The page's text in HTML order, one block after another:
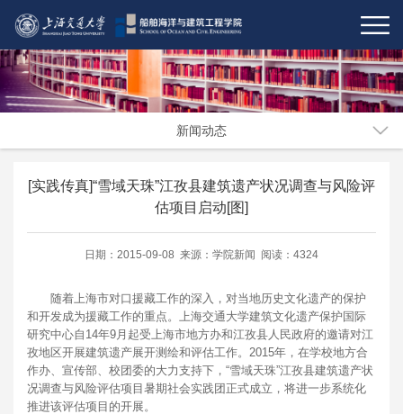
新闻动态
[实践传真]“雪域天珠”江孜县建筑遗产状况调查与风险评
估项目启动[图]
日期：2015-09-08 来源：学院新闻 阅读：4324
随着上海市对口援藏工作的深入，对当地历史文化遗产的保护
和开发成为援藏工作的重点。上海交通大学建筑文化遗产保护国际
研究中心自14年9月起受上海市地方办和江孜县人民政府的邀请对江
孜地区开展建筑遗产展开测绘和评估工作。2015年，在学校地方合
作办、宣传部、校团委的大力支持下，“雪域天珠”江孜县建筑遗产状
况调查与风险评估项目暑期社会实践团正式成立，将进一步系统化
推进该评估项目的开展。